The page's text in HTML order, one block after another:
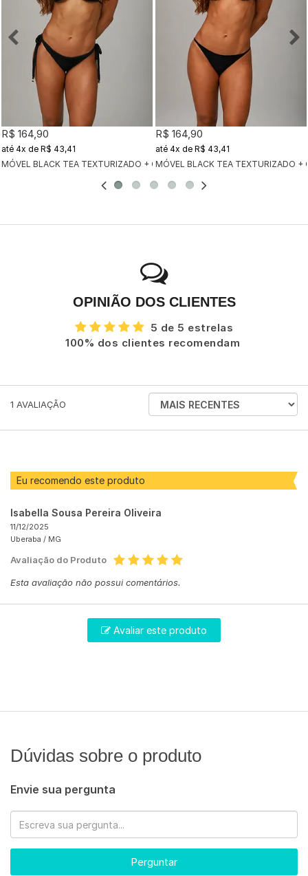
MÓVEL BLACK TEA TEXTURIZADO + CALCINHA CLÁSSICA BLACK TEA
R$ 164,90
4x de R$ 43,41
MÓVEL BLACK TEA TEXTURIZADO +
R$ 164,90
4x de R$ 43,41
OPINIÃO DOS CLIENTES
5 de 5 estrelas
100% dos clientes recomendam
1 AVALIAÇÃO
ORDENAR
AVALIAÇÕES
Eu recomendo este produto
Isabella Sousa Pereira Oliveira
11/12/2025
Uberaba / MG
Avaliação do Produto
Esta avaliação não possui comentários.
Avaliar este produto
Dúvidas sobre o produto
Envie sua pergunta
Perguntar